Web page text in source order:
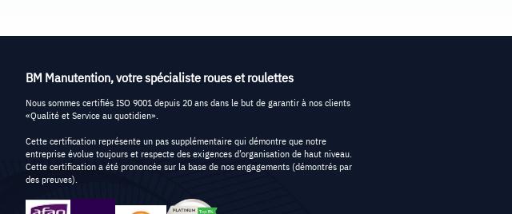
BM Manutention, votre spécialiste roues et roulettes
Nous sommes certifiés ISO 9001 depuis 20 ans dans le but de garantir à nos clients
«Qualité et Service au quotidien».
Cette certification représente un pas supplémentaire qui démontre que notre
entreprise évolue toujours et respecte des exigences d’organisation de haut niveau.
Cette certification a été prononcée sur la base de nos engagements (démontrés par
des preuves).